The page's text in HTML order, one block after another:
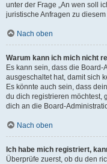
unter der Frage „An wen soll
juristische Anfragen zu
Nach oben
Warum kann ich mich nicht
Es kann sein, dass die
ausgeschaltet hat, damit sich
Es könnte auch sein, dass
du dich registrieren möchtest,
dich an die Board-
Nach oben
Ich habe mich registriert,
Überprüfe zuerst, ob du den